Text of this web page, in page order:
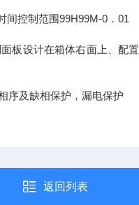
间控制范围99H99M-0．01
板设计在箱体右面上、配
序及缺相保护，漏电保护
返回列表